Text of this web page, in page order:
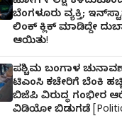
ಬೆಂಗಳೂರು ವ್ಯಕ್ತಿ;
ಲಿಂಕ್ ಕ್ಲಿಕ್ ಮಾಡಿದ್ದೇ
ಆಯಿತು!
ಪಶ್ಚಿಮ ಬಂಗಾಳ
ಟಿಎಂಸಿ ಕಚೇರಿಗೆ ಬೆಂಕಿ
ಬಿಜೆಪಿ ವಿರುದ್ಧ ಗಂಭೀರ
ವಿಡಿಯೋ ಬಿಡುಗಡೆ